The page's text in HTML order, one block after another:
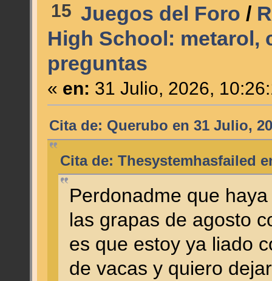
15 Juegos del Foro /
High School: metarol,
preguntas
« en: 31 Julio, 2026,
Cita de: Querubo en 31 Julio,
Cita de: Thesystemhasfailed
Perdonadme que
las grapas de agosto
es que estoy ya liado
de vacas y quiero